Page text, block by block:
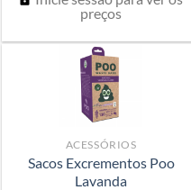
preços
ACESSÓRIOS
Sacos Excrementos Poo
Lavanda